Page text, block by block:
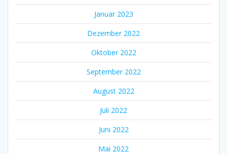
Januar 2023
Dezember 2022
Oktober 2022
September 2022
August 2022
Juli 2022
Juni 2022
Mai 2022